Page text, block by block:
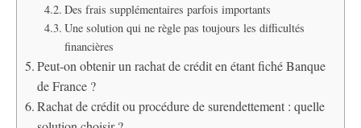
Des frais supplémentaires parfois importants
Une solution qui ne règle pas toujours les difficultés
financières
Peut-on obtenir un rachat de crédit en étant fiché Banque
de France ?
Rachat de crédit ou procédure de surendettement : quelle